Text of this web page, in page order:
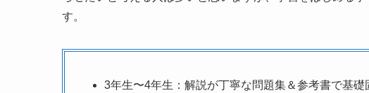
す。
3年生〜4年生：解説が丁寧な問題集＆参考書で基礎